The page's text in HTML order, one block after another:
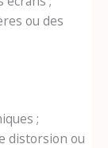
ou des
;
distorsion ou